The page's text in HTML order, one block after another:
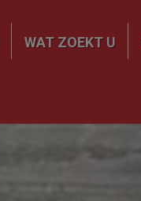
WAT ZOEKT U